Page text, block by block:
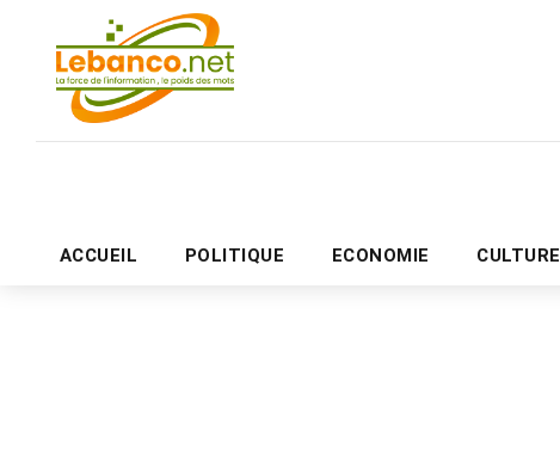
ACCUEIL POLITIQUE ECONOMIE CULTURE